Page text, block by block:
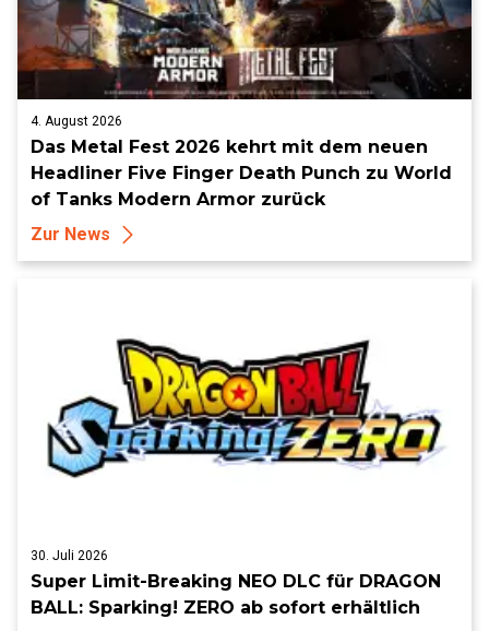
4. August 2026
Das Metal Fest 2026 kehrt mit dem neuen
Headliner Five Finger Death Punch zu World
of Tanks Modern Armor zurück
Zur News
30. Juli 2026
Super Limit-Breaking NEO DLC für DRAGON
BALL: Sparking! ZERO ab sofort erhältlich